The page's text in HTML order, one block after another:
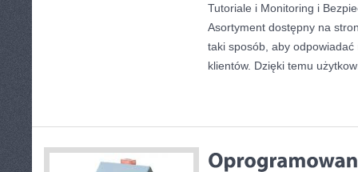
Tutoriale i Monitoring i
Asortyment dostępny na
taki sposób, aby
klientów. Dzięki temu